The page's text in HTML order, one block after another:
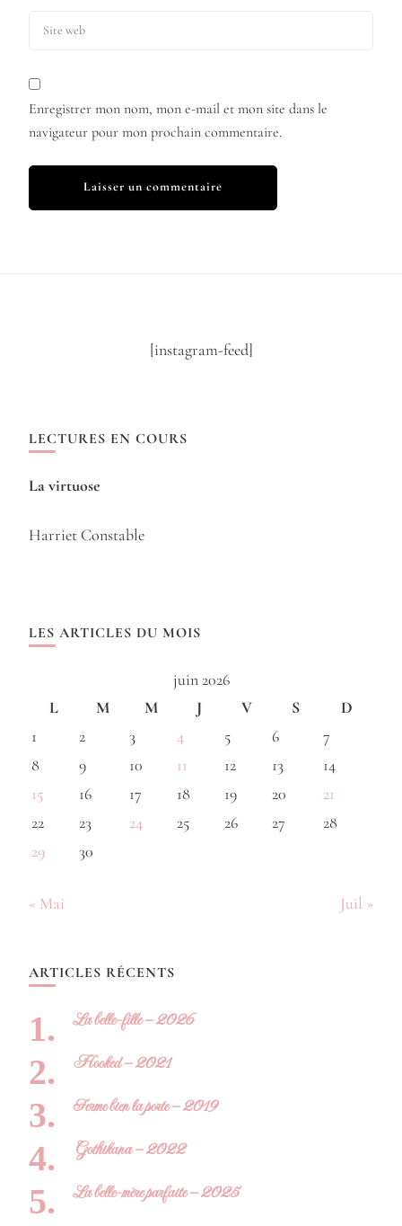
Enregistrer mon nom, mon e-mail et mon site dans le
navigateur pour mon prochain commentaire.
[instagram-feed]
LECTURES EN COURS
La virtuose
Harriet Constable
LES ARTICLES DU MOIS
juin 2026
L
M M J V S
D
1
2 3 4 5 6
7
8
9 10 11 12 13
14
15
16 17 18 19 20
21
22
23 24 25 26 27
28
29
30
« Mai Juil »
ARTICLES RÉCENTS
La belle-fille – 2026
Hooked – 2021
Ferme bien la porte – 2019
Gothikana – 2022
La belle-mère parfaite – 2025